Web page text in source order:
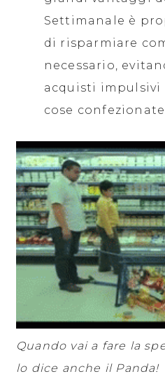
Settimanale è
di risparmiare
necessario,
acquisti impulsivi
cose
Quando vai a fare la
lo dice anche il Panda!